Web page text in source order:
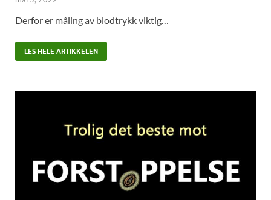
Derfor er måling av blodtrykk viktig…
LES HELE ARTIKKELEN